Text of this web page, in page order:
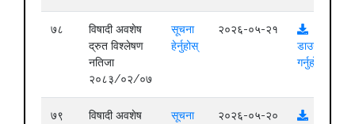
७८
विषादी अवशेष
द्रुत विश्लेषण
नतिजा
२०८३/०२/०७
सूचना
हेर्नुहोस्
२०२६-०५-२१
डाउनलोड
गर्नुहोस्
७९
विषादी अवशेष
सूचना
२०२६-०५-२०